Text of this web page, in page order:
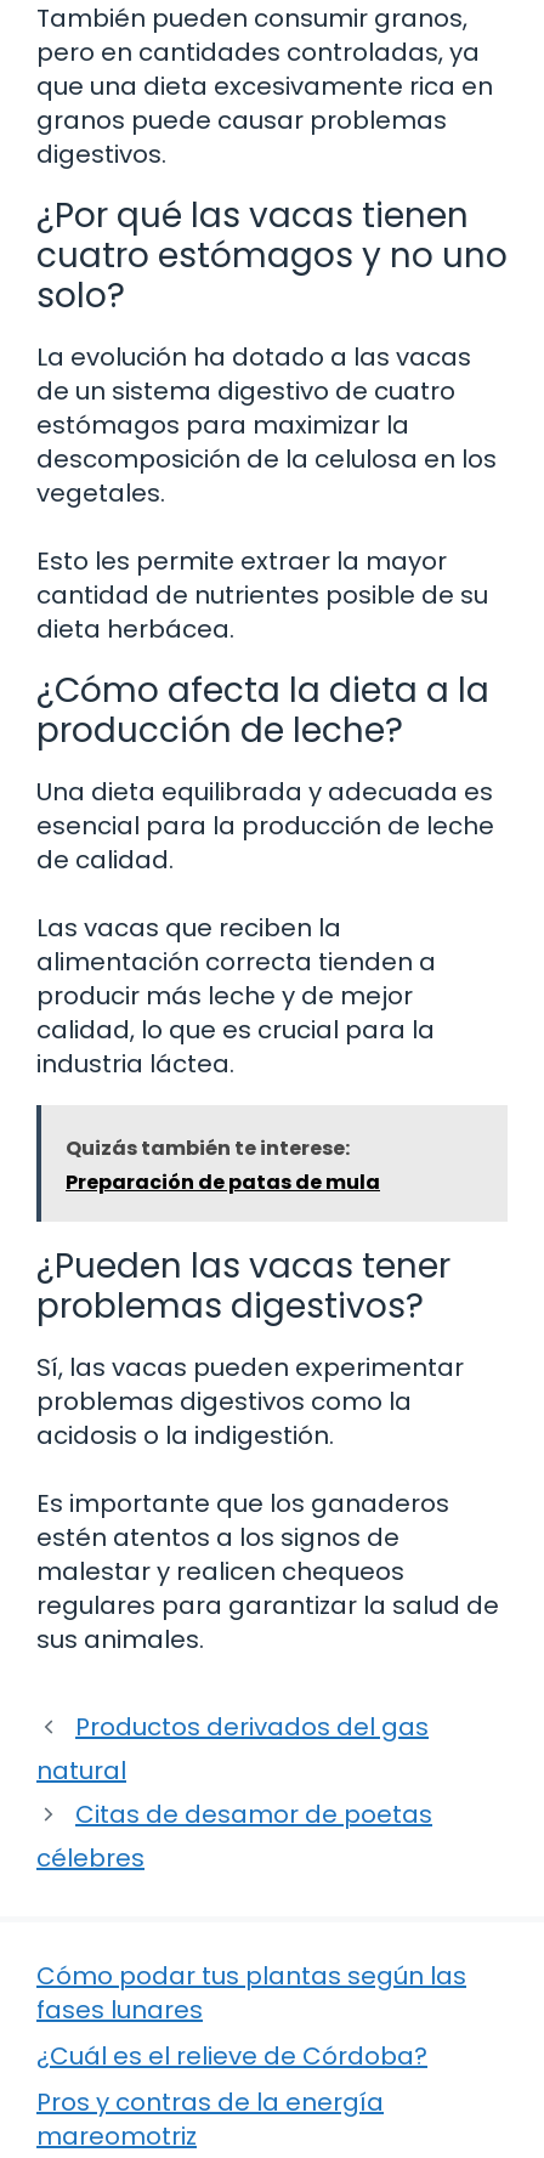
También pueden consumir granos,
pero en cantidades controladas, ya
que una dieta excesivamente rica en
granos puede causar problemas
digestivos.
¿Por qué las vacas tienen
cuatro estómagos y no uno
solo?
La evolución ha dotado a las vacas
de un sistema digestivo de cuatro
estómagos para maximizar la
descomposición de la celulosa en los
vegetales.
Esto les permite extraer la mayor
cantidad de nutrientes posible de su
dieta herbácea.
¿Cómo afecta la dieta a la
producción de leche?
Una dieta equilibrada y adecuada es
esencial para la producción de leche
de calidad.
Las vacas que reciben la
alimentación correcta tienden a
producir más leche y de mejor
calidad, lo que es crucial para la
industria láctea.
Quizás también te interese:
Preparación de patas de mula
¿Pueden las vacas tener
problemas digestivos?
Sí, las vacas pueden experimentar
problemas digestivos como la
acidosis o la indigestión.
Es importante que los ganaderos
estén atentos a los signos de
malestar y realicen chequeos
regulares para garantizar la salud de
sus animales.
Productos derivados del gas
natural
Citas de desamor de poetas
célebres
Cómo podar tus plantas según las
fases lunares
¿Cuál es el relieve de Córdoba?
Pros y contras de la energía
mareomotriz